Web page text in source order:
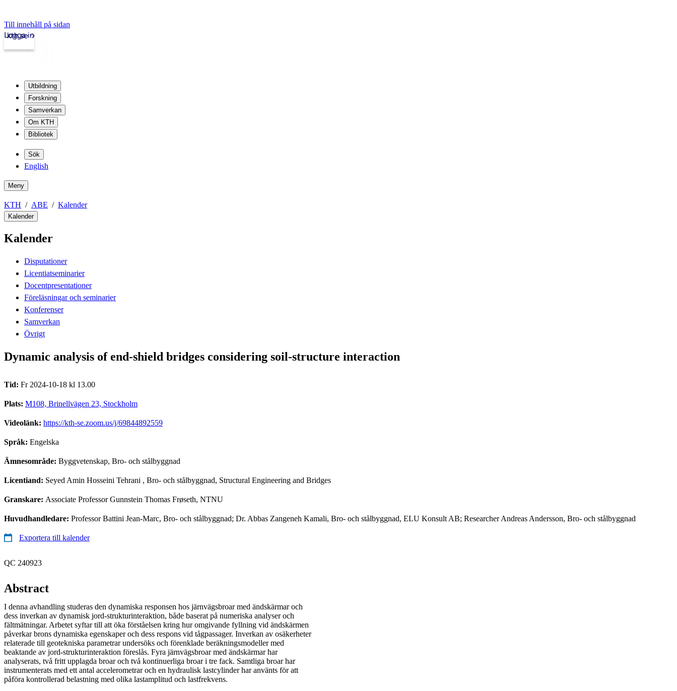
Till innehåll på sidan
kth.se
Logga in
Utbildning
Forskning
Samverkan
Om KTH
Bibliotek
Sök
English
Meny
KTH ABE Kalender
Kalender
Kalender
Disputationer
Licentiatseminarier
Docentpresentationer
Föreläsningar och seminarier
Konferenser
Samverkan
Övrigt
Dynamic analysis of end-shield bridges considering soil-structure interaction
Tid: Fr 2024-10-18 kl 13.00
Plats: M108, Brinellvägen 23, Stockholm
Videolänk: https://kth-se.zoom.us/j/69844892559
Språk: Engelska
Ämnesområde: Byggvetenskap, Bro- och stålbyggnad
Licentiand: Seyed Amin Hosseini Tehrani , Bro- och stålbyggnad, Structural Engineering and Bridges
Granskare: Associate Professor Gunnstein Thomas Frøseth, NTNU
Huvudhandledare: Professor Battini Jean-Marc, Bro- och stålbyggnad; Dr. Abbas Zangeneh Kamali, Bro- och stålbyggnad, ELU Konsult AB; Researcher Andreas Andersson, Bro- och stålbyggnad
Exportera till kalender
QC 240923
Abstract
I denna avhandling studeras den dynamiska responsen hos järnvägsbroar med ändskärmar och
dess inverkan av dynamisk jord-strukturinteraktion, både baserat på numeriska analyser och
fältmätningar. Arbetet syftar till att öka förståelsen kring hur omgivande fyllning vid ändskärmen
påverkar brons dynamiska egenskaper och dess respons vid tågpassager. Inverkan av osäkerheter
relaterade till geotekniska parametrar undersöks och förenklade beräkningsmodeller med
beaktande av jord-strukturinteraktion föreslås. Fyra järnvägsbroar med ändskärmar har
analyserats, två fritt upplagda broar och två kontinuerliga broar i tre fack. Samtliga broar har
instrumenterats med ett antal accelerometrar och en hydraulisk lastcylinder har använts för att
påföra kontrollerad belastning med olika lastamplitud och lastfrekvens.